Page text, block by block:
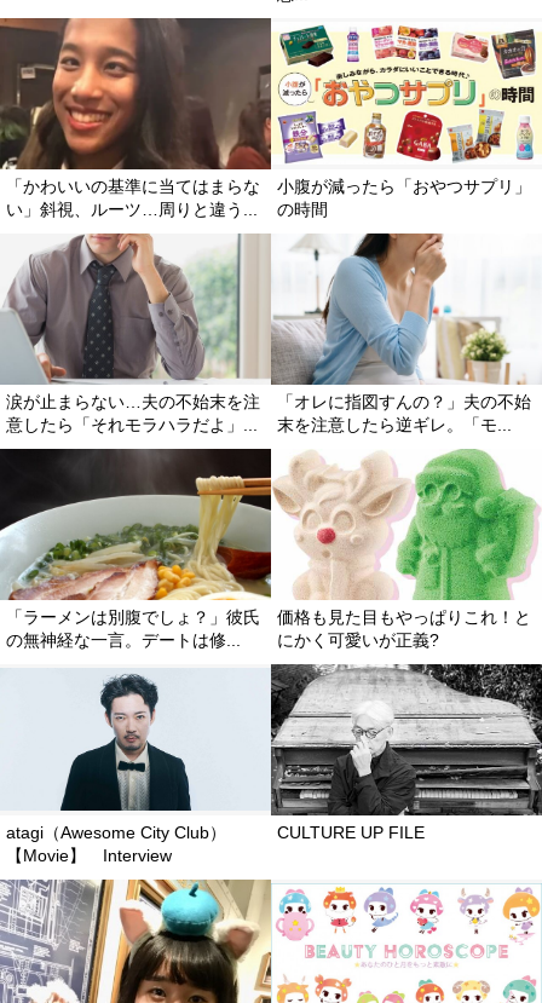
「かわいいの基準に当てはまらな
い」斜視、ルーツ…周りと違う...
小腹が減ったら「おやつサプリ」
の時間
涙が止まらない…夫の不始末を注
意したら「それモラハラだよ」...
「オレに指図すんの？」夫の不始
末を注意したら逆ギレ。「モ...
「ラーメンは別腹でしょ？」彼氏
の無神経な一言。デートは修...
価格も見た目もやっぱりこれ！と
にかく可愛いが正義?
atagi（Awesome City Club）
【Movie】 Interview
CULTURE UP FILE